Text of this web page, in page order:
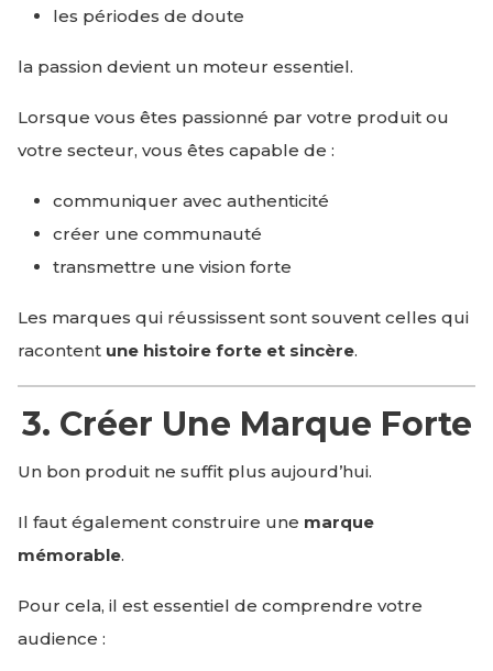
les périodes de doute
la passion devient un moteur essentiel.
Lorsque vous êtes passionné par votre produit ou
votre secteur, vous êtes capable de :
communiquer avec authenticité
créer une communauté
transmettre une vision forte
Les marques qui réussissent sont souvent celles qui
racontent une histoire forte et sincère.
3. Créer Une Marque Forte
Un bon produit ne suffit plus aujourd’hui.
Il faut également construire une marque
mémorable.
Pour cela, il est essentiel de comprendre votre
audience :